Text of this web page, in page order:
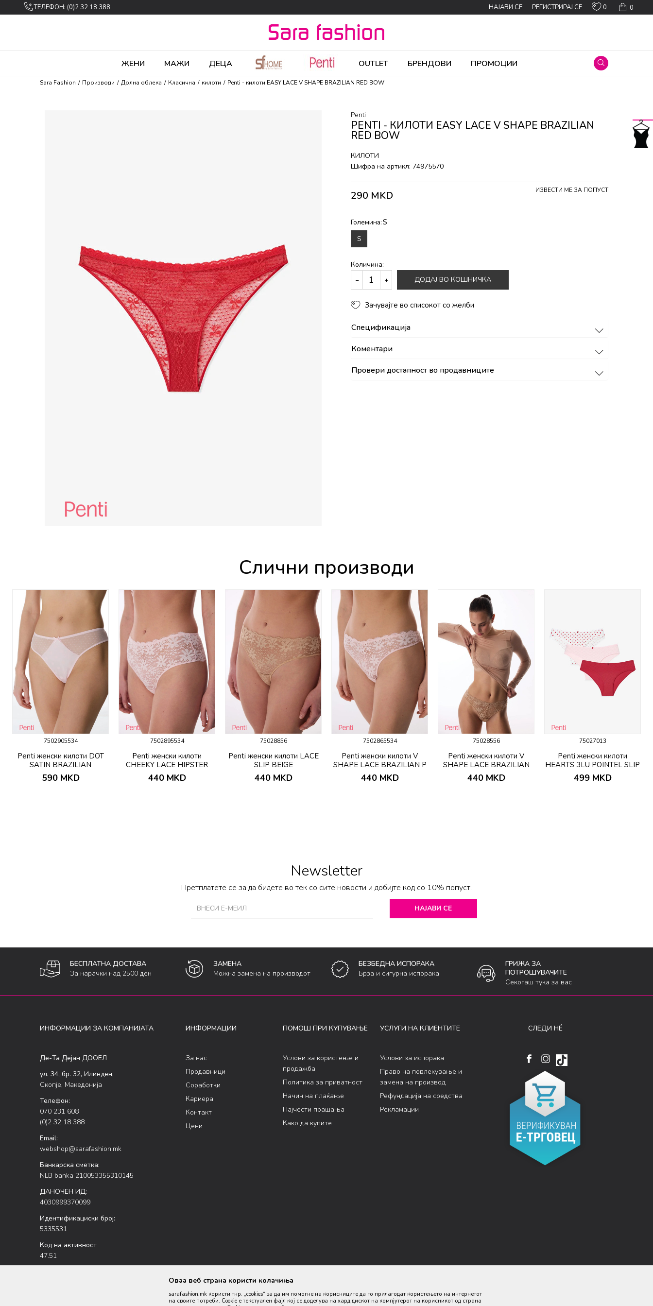
ТЕЛЕФОН: (0)2 32 18 388 0
0
НАЈАВИ СЕ РЕГИСТРИРАЈ СЕ
ЖЕНИ МАЖИ ДЕЦА OUTLET БРЕНДОВИ ПРОМОЦИИ
Sara Fashion Производи Долна облека Класична килоти Penti - килоти EASY LACE V SHAPE BRAZILIAN RED BOW
Penti
PENTI - КИЛОТИ EASY LACE V SHAPE BRAZILIAN
RED BOW
КИЛОТИ
Шифра на артикл: 74975570
290 MKD ИЗВЕСТИ МЕ ЗА ПОПУСТ
Големина:S
S
Количина:
ДОДАЈ ВО КОШНИЧКА
Зачувајте во списокот со желби
Спецификација
Коментари
Провери достапност во продавниците
Слични производи
7502905534
Penti женски килоти DOT
SATIN BRAZILIAN
590 MKD
7502895534
Penti женски килоти
CHEEKY LACE HIPSTER
440 MKD
75028856
Penti женски килоти LACE
SLIP BEIGE
440 MKD
7502865534
Penti женски килоти V
SHAPE LACE BRAZILIAN P
440 MKD
75028556
Penti женски килоти V
SHAPE LACE BRAZILIAN
BEIGE
440 MKD
75027013
Penti женски килоти
HEARTS 3LU POINTEL SLIP
499 MKD
Newsletter
Претплатете се за да бидете во тек со сите новости и добијте код со 10% попуст.
НАЈАВИ СЕ
БЕСПЛАТНА ДОСТАВА
За нарачки над 2500 ден
ЗАМЕНА
Можна замена на производот
БЕЗБЕДНА ИСПОРАКА
Брза и сигурна испорака
ГРИЖА ЗА
ПОТРОШУВАЧИТЕ
Секогаш тука за вас
ИНФОРМАЦИИ ЗА КОМПАНИЈАТА
Де-Та Дејан ДООЕЛ
ул. 34, бр. 32, Илинден,
Скопје, Македонија
Телефон:
070 231 608
(0)2 32 18 388
Email:
webshop@sarafashion.mk
Банкарска сметка:
NLB banka 210053355310145
ДАНОЧЕН ИД:
4030999370099
Идентификациски број:
5335531
Код на активност
47.51
ИНФОРМАЦИИ
За нас
Продавници
Соработки
Кариера
Контакт
Цени
ПОМОШ ПРИ КУПУВАЊЕ
Услови за користење и
продажба
Политика за приватност
Начин на плаќање
Најчести прашања
Како да купите
УСЛУГИ НА КЛИЕНТИТЕ
Услови за испорака
Право на повлекување и
замена на производ
Рефундација на средства
Рекламации
СЛЕДИ НÉ
Оваа веб страна користи колачиња
sarafashion.mk користи тнр. „cookies“ за да им помогне на корисниците да го прилагодат користењето на интернетот
на своите потреби. Cookie е текстуален фајл кој се доделува на хард дискот на компјутерот на корисникот од страна